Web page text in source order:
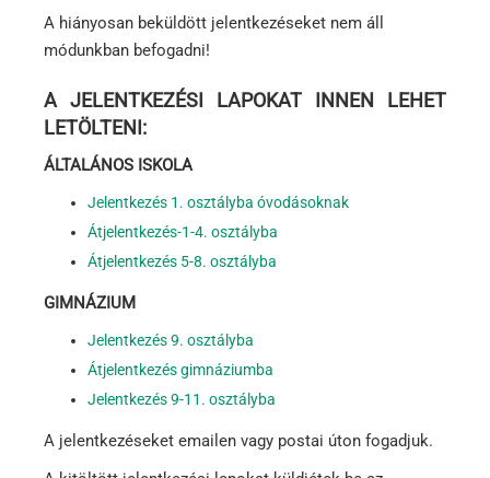
A hiányosan beküldött jelentkezéseket nem áll
módunkban befogadni!
A JELENTKEZÉSI LAPOKAT INNEN LEHET
LETÖLTENI:
ÁLTALÁNOS ISKOLA
Jelentkezés 1. osztályba óvodásoknak
Átjelentkezés-1-4. osztályba
Átjelentkezés 5-8. osztályba
GIMNÁZIUM
Jelentkezés 9. osztályba
Átjelentkezés gimnáziumba
Jelentkezés 9-11. osztályba
A jelentkezéseket emailen vagy postai úton fogadjuk.